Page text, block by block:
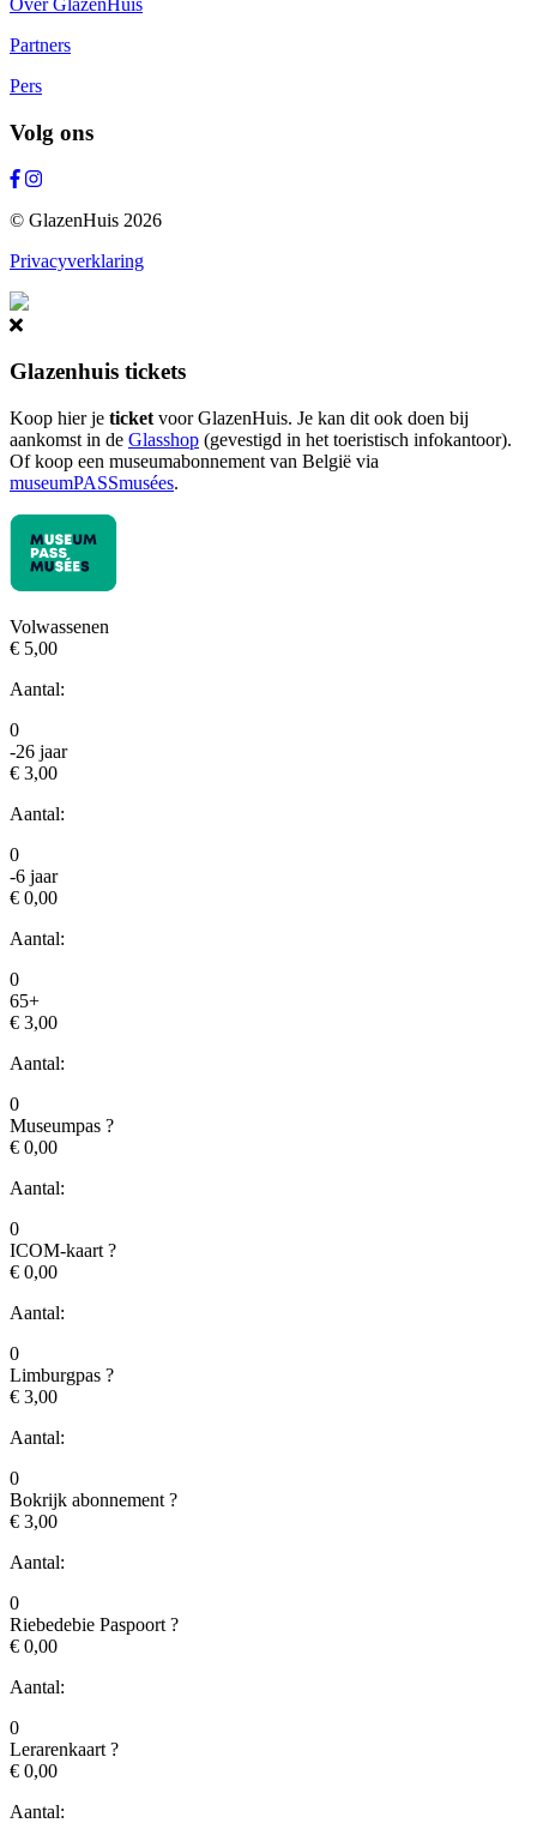
Over GlazenHuis
Partners
Pers
Volg ons
© GlazenHuis 2026
Privacyverklaring
Glazenhuis tickets
Koop hier je ticket voor GlazenHuis. Je kan dit ook doen bij
aankomst in de Glasshop (gevestigd in het toeristisch infokantoor).
Of koop een museumabonnement van België via
museumPASSmusées.
Volwassenen
€ 5,00
Aantal:
0
-26 jaar
€ 3,00
Aantal:
0
-6 jaar
€ 0,00
Aantal:
0
65+
€ 3,00
Aantal:
0
Museumpas ?
€ 0,00
Aantal:
0
ICOM-kaart ?
€ 0,00
Aantal:
0
Limburgpas ?
€ 3,00
Aantal:
0
Bokrijk abonnement ?
€ 3,00
Aantal:
0
Riebedebie Paspoort ?
€ 0,00
Aantal:
0
Lerarenkaart ?
€ 0,00
Aantal: